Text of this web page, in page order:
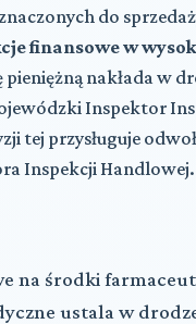
do
finansowe w
pieniężną nakłada w
Inspektor
tej przysługuje
Inspekcji Handlowej.
na środki
ustala w